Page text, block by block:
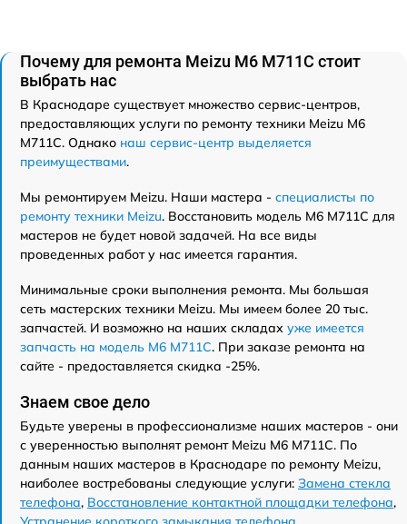
Почему для ремонта Meizu M6 M711C стоит
выбрать нас
В Краснодаре существует множество сервис-центров,
предоставляющих услуги по ремонту техники Meizu M6
M711C. Однако наш сервис-центр выделяется
преимуществами.
Мы ремонтируем Meizu. Наши мастера - специалисты по
ремонту техники Meizu. Восстановить модель M6 M711C для
мастеров не будет новой задачей. На все виды
проведенных работ у нас имеется гарантия.
Минимальные сроки выполнения ремонта. Мы большая
сеть мастерских техники Meizu. Мы имеем более 20 тыс.
запчастей. И возможно на наших складах уже имеется
запчасть на модель M6 M711C. При заказе ремонта на
сайте - предоставляется скидка -25%.
Знаем свое дело
Будьте уверены в профессионализме наших мастеров - они
с уверенностью выполнят ремонт Meizu M6 M711C. По
данным наших мастеров в Краснодаре по ремонту Meizu,
наиболее востребованы следующие услуги: Замена стекла
телефона, Восстановление контактной площадки телефона,